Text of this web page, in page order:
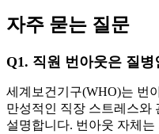
자주 묻는 질문
Q1. 직원 번아웃은 질병
세계보건기구(WHO)는 번
만성적인 직장 스트레스와
설명합니다. 번아웃 자체